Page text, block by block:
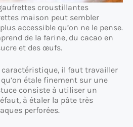
croustillantes
maison peut sembler
accessible qu’on ne le pense.
de la farine, du cacao en
et des œufs.
il faut travailler
étale finement sur une
consiste à utiliser un
à étaler la pâte très
perforées.